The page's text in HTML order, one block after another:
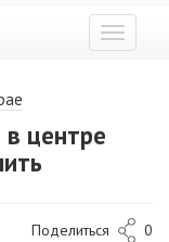
Показать
меню
центре
Поделиться 0